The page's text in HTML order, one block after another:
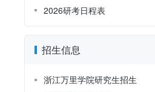
2026研考日程表
招生信息